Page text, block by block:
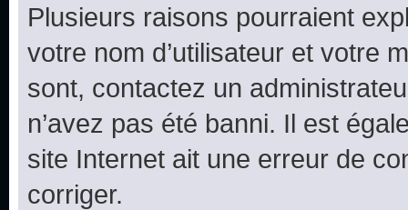
Plusieurs raisons pourraient
votre nom d’utilisateur et votre
sont, contactez un
n’avez pas été banni. Il est
site Internet ait une erreur de
corriger.